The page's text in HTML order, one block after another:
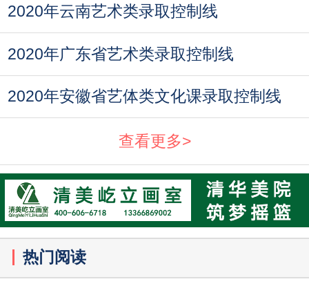
2020年云南艺术类录取控制线
2020年广东省艺术类录取控制线
2020年安徽省艺体类文化课录取控制线
查看更多>
热门阅读